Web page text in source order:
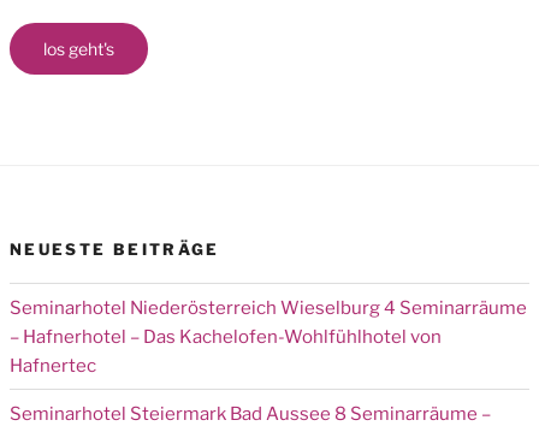
los geht's
NEUESTE BEITRÄGE
Seminarhotel Niederösterreich Wieselburg 4 Seminarräume
– Hafnerhotel – Das Kachelofen-Wohlfühlhotel von
Hafnertec
Seminarhotel Steiermark Bad Aussee 8 Seminarräume –